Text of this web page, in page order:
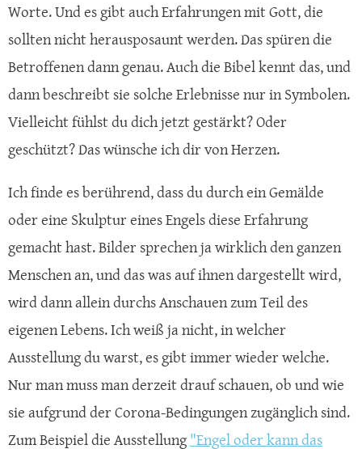
Worte. Und es gibt auch Erfahrungen mit Gott, die
sollten nicht herausposaunt werden. Das spüren die
Betroffenen dann genau. Auch die Bibel kennt das, und
dann beschreibt sie solche Erlebnisse nur in Symbolen.
Vielleicht fühlst du dich jetzt gestärkt? Oder
geschützt? Das wünsche ich dir von Herzen.
Ich finde es berührend, dass du durch ein Gemälde
oder eine Skulptur eines Engels diese Erfahrung
gemacht hast. Bilder sprechen ja wirklich den ganzen
Menschen an, und das was auf ihnen dargestellt wird,
wird dann allein durchs Anschauen zum Teil des
eigenen Lebens. Ich weiß ja nicht, in welcher
Ausstellung du warst, es gibt immer wieder welche.
Nur man muss man derzeit drauf schauen, ob und wie
sie aufgrund der Corona-Bedingungen zugänglich sind.
Zum Beispiel die Ausstellung"Engel oder kann das